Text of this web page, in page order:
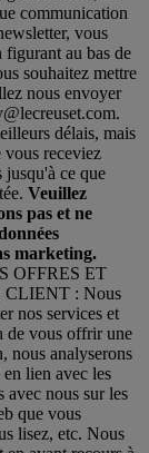
communication
vous
au bas de
souhaitez mettre
nous envoyer
délais, mais
vous receviez
jusqu'à ce que
Veuillez
pas et ne
marketing.
OFFRES ET
: Nous
nos services et
de vous offrir une
nous analyserons
lien avec les
avec nous sur les
que vous
lisez, etc. Nous